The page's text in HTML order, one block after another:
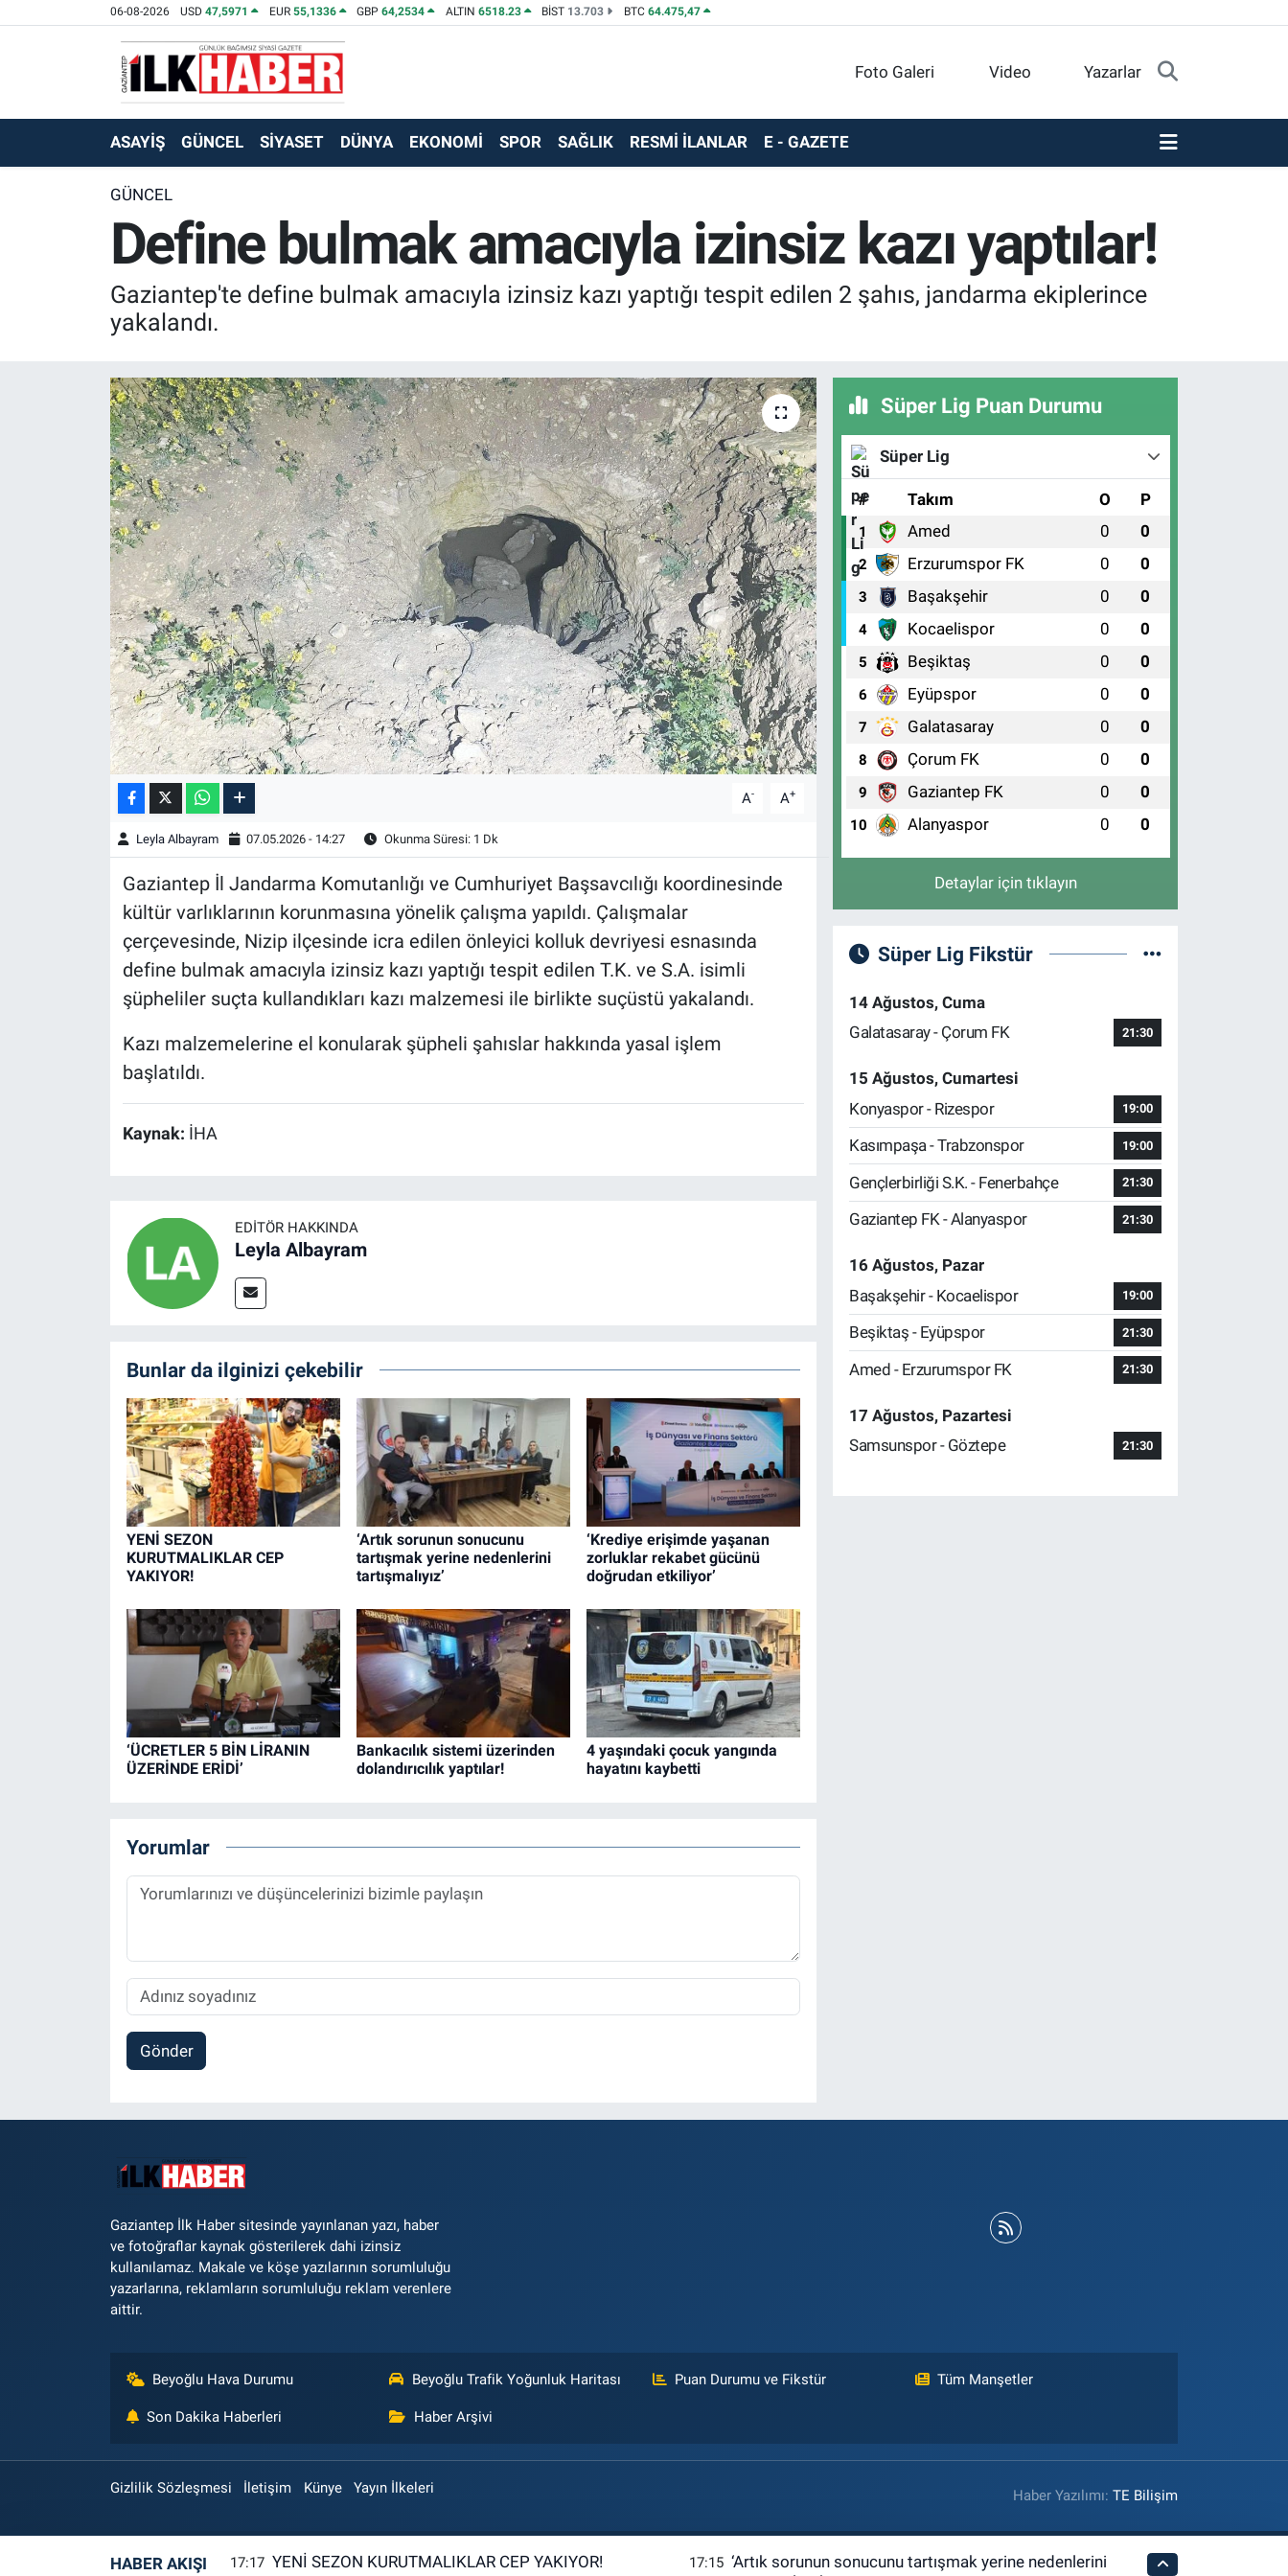
06-08-2026 USD47,5971 EUR 55,1336 GBP64,2534 ALTIN 6518.23 BİST 13.703 BTC 64.475,47
Foto Galeri Video Yazarlar
ASAYİŞ GÜNCEL SİYASET DÜNYA EKONOMİ SPOR SAĞLIK RESMİ İLANLAR E - GAZETE
GÜNCEL
Define bulmak amacıyla izinsiz kazı yaptılar!
Gaziantep'te define bulmak amacıyla izinsiz kazı yaptığı tespit edilen 2 şahıs, jandarma ekiplerince
yakalandı.
A- A+
Leyla Albayram 07.05.2026 - 14:27 Okunma Süresi: 1 Dk
Gaziantep İl Jandarma Komutanlığı ve Cumhuriyet Başsavcılığı koordinesinde
kültür varlıklarının korunmasına yönelik çalışma yapıldı. Çalışmalar
çerçevesinde, Nizip ilçesinde icra edilen önleyici kolluk devriyesi esnasında
define bulmak amacıyla izinsiz kazı yaptığı tespit edilen T.K. ve S.A. isimli
şüpheliler suçta kullandıkları kazı malzemesi ile birlikte suçüstü yakalandı.
Kazı malzemelerine el konularak şüpheli şahıslar hakkında yasal işlem
başlatıldı.
Kaynak: İHA
EDITÖR HAKKINDA
Leyla Albayram
Bunlar da ilginizi çekebilir
YENİ SEZON
KURUTMALIKLAR CEP
YAKIYOR!
‘Artık sorunun sonucunu
tartışmak yerine nedenlerini
tartışmalıyız’
‘Krediye erişimde yaşanan
zorluklar rekabet gücünü
doğrudan etkiliyor’
‘ÜCRETLER 5 BİN LİRANIN
ÜZERİNDE ERİDİ’
Bankacılık sistemi üzerinden
dolandırıcılık yaptılar!
4 yaşındaki çocuk yangında
hayatını kaybetti
Yorumlar
Gönder
Süper Lig Puan Durumu
Süper Lig
# Takım O P
1 Amed 0 0
2 Erzurumspor FK 0 0
3 Başakşehir 0 0
4 Kocaelispor 0 0
5 Beşiktaş 0 0
6 Eyüpspor 0 0
7 Galatasaray 0 0
8 Çorum FK 0 0
9 Gaziantep FK 0 0
10 Alanyaspor 0 0
Detaylar için tıklayın
Süper Lig Fikstür
14 Ağustos, Cuma
Galatasaray - Çorum FK
21:30
15 Ağustos, Cumartesi
Konyaspor - Rizespor
19:00
Kasımpaşa - Trabzonspor 19:00
Gençlerbirliği S.K. - Fenerbahçe 21:30
Gaziantep FK - Alanyaspor 21:30
16 Ağustos, Pazar
Başakşehir - Kocaelispor
19:00
Beşiktaş - Eyüpspor 21:30
Amed - Erzurumspor FK 21:30
17 Ağustos, Pazartesi
Samsunspor - Göztepe
21:30
Gaziantep İlk Haber sitesinde yayınlanan yazı, haber
ve fotoğraflar kaynak gösterilerek dahi izinsiz
kullanılamaz. Makale ve köşe yazılarının sorumluluğu
yazarlarına, reklamların sorumluluğu reklam verenlere
aittir.
Beyoğlu Hava Durumu Beyoğlu Trafik Yoğunluk Haritası Puan Durumu ve Fikstür Tüm Manşetler
Son Dakika Haberleri Haber Arşivi
Gizlilik Sözleşmesi İletişim Künye Yayın İlkeleri Haber Yazılımı:TE Bilişim
HABER AKIŞI 17:17 YENİ SEZON KURUTMALIKLAR CEP YAKIYOR! 17:15 ‘Artık sorunun sonucunu tartışmak yerine nedenlerini
EKONOMİ
SİYASET
SAĞLIK
TEKNOLOJİ
KÜLTÜR - SANAT
Beyoğlu Hava Durumu
Beyoğlu Trafik Yoğunluk Haritası
Süper Lig Puan Durumu ve Fikstür
Tüm Manşetler
Son Dakika Haberleri
Haber Arşivi